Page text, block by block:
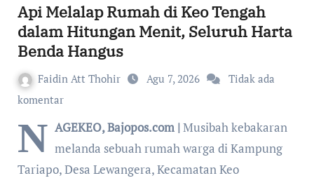
Api Melalap Rumah di Keo Tengah
dalam Hitungan Menit, Seluruh Harta
Benda Hangus
Faidin Att Thohir Agu 7, 2026
Tidak ada
komentar
N AGEKEO, Bajopos.com | Musibah kebakaran
melanda sebuah rumah warga di Kampung
Tariapo, Desa Lewangera, Kecamatan Keo